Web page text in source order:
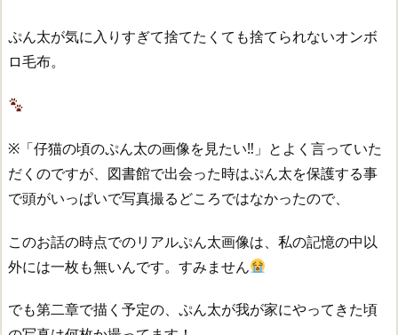
ぷん太が気に入りすぎて捨てたくても捨てられないオンボ
ロ毛布。
※「仔猫の頃のぷん太の画像を見たい‼︎」とよく言っていた
だくのですが、図書館で出会った時はぷん太を保護する事
で頭がいっぱいで写真撮るどころではなかったので、
このお話の時点でのリアルぷん太画像は、私の記憶の中以
外には一枚も無いんです。すみません
でも第二章で描く予定の、ぷん太が我が家にやってきた頃